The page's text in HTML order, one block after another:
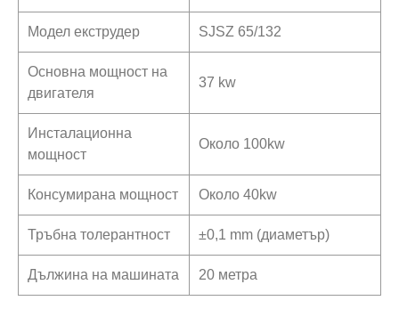
Модел екструдер SJSZ 65/132
Основна мощност на
двигателя
37 kw
Инсталационна
мощност
Около 100kw
Консумирана мощност Около 40kw
Тръбна толерантност ±0,1 mm (диаметър)
Дължина на машината 20 метра